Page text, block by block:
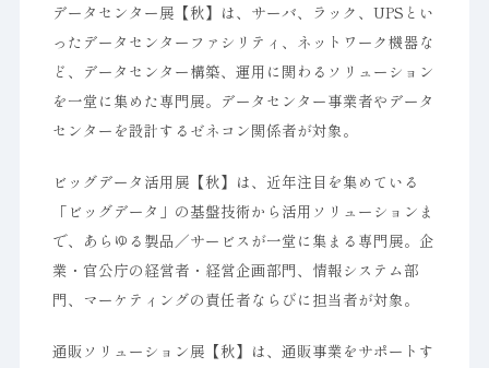
データセンター展【秋】は、サーバ、ラック、UPSとい
ったデータセンターファシリティ、ネットワーク機器な
ど、データセンター構築、運用に関わるソリューション
を一堂に集めた専門展。データセンター事業者やデータ
センターを設計するゼネコン関係者が対象。
ビッグデータ活用展【秋】は、近年注目を集めている
「ビッグデータ」の基盤技術から活用ソリューションま
で、あらゆる製品／サービスが一堂に集まる専門展。企
業・官公庁の経営者・経営企画部門、情報システム部
門、マーケティングの責任者ならびに担当者が対象。
通販ソリューション展【秋】は、通販事業をサポートす